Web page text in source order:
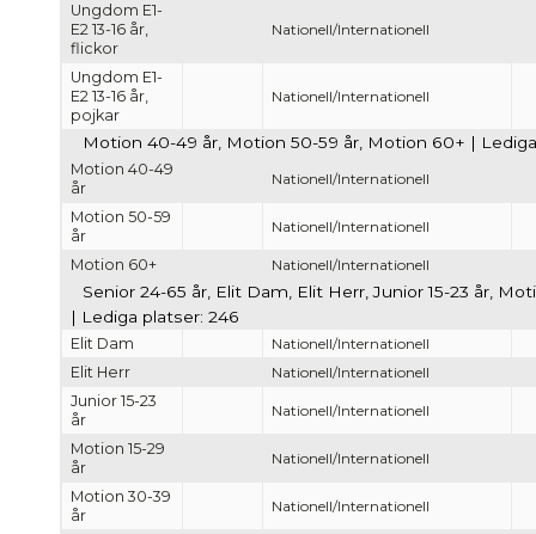
Ungdom E1-
E2 13-16 år,
flickor
Nationell/Internationell
Ungdom E1-
E2 13-16 år,
pojkar
Nationell/Internationell
Motion 40-49 år, Motion 50-59 år, Motion 60+ |
Motion 40-49
år
Nationell/Internationell
Motion 50-59
år
Nationell/Internationell
Motion 60+ Nationell/Internationell
Senior 24-65 år, Elit Dam, Elit Herr, Junior 15-23 år,
| Lediga platser: 246
Elit Dam
Nationell/Internationell
Elit Herr
Nationell/Internationell
Junior 15-23
år
Nationell/Internationell
Motion 15-29
år
Nationell/Internationell
Motion 30-39
år
Nationell/Internationell